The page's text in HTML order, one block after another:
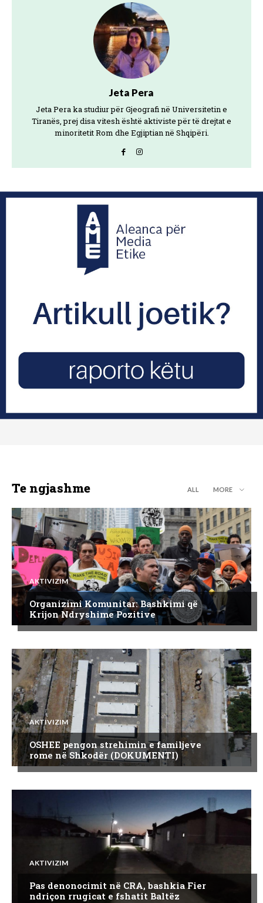
Jeta Pera
Jeta Pera ka studiur për Gjeografi në Universitetin e
Tiranës, prej disa vitesh është aktiviste për të drejtat e
minoritetit Rom dhe Egjiptian në Shqipëri.
Te ngjashme ALL MORE
AKTIVIZIM
Organizimi Komunitar: Bashkimi që
Krijon Ndryshime Pozitive
AKTIVIZIM
OSHEE pengon strehimin e familjeve
rome në Shkodër (DOKUMENTI)
AKTIVIZIM
Pas denonocimit në CRA, bashkia Fier
ndriçon rrugicat e fshatit Baltëz